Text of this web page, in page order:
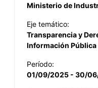
Ministerio de
Eje temático:
Transparencia y
Información Pública
Período:
01/09/2025 - 30/